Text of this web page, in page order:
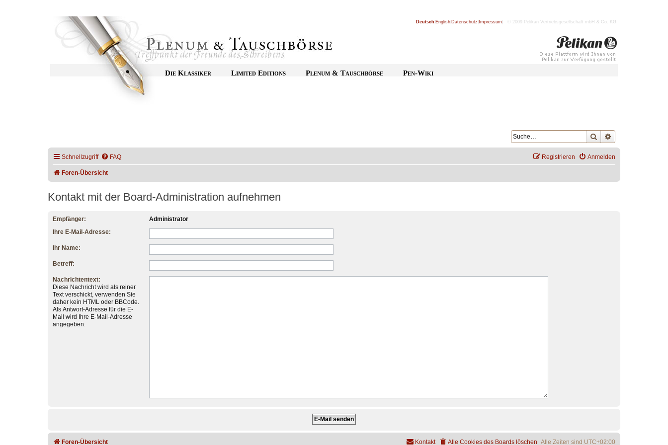
Deutsch English Datenschutz Impressum | © 2009 Pelikan Vertriebsgesellschaft mbH & Co. KG
Die Klassiker Limited Editions Plenum & Tauschbörse Pen-Wiki
Suche
Schnellzugriff FAQ Anmelden
Registrieren
Foren-Übersicht
Kontakt mit der Board-Administration aufnehmen
Empfänger:
Administrator
Ihre E-Mail-Adresse:
Ihr Name:
Betreff:
Nachrichtentext:
Diese Nachricht wird als reiner
Text verschickt, verwenden Sie
daher kein HTML oder BBCode.
Als Antwort-Adresse für die E-
Mail wird Ihre E-Mail-Adresse
angegeben.
Foren-Übersicht Alle Zeiten sind UTC+02:00
Alle Cookies des Boards löschen
Kontakt